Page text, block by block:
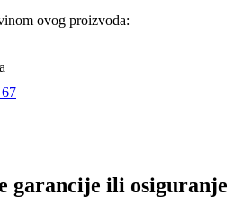
ovog proizvoda:
garancije ili